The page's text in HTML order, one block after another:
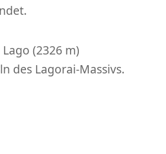
(2326 m)
des Lagorai-Massivs.